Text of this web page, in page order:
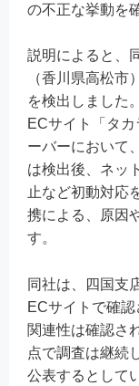
の不正な挙動を
説明によると、
（香川県高松市
を検出しました
ECサイト「タ
ーバーにおいて
は検出後、ネッ
止など初動対応
携による、原因
す。
同社は、四国支
ECサイトで確
関連性は確認さ
点で調査は継続
公表するとして